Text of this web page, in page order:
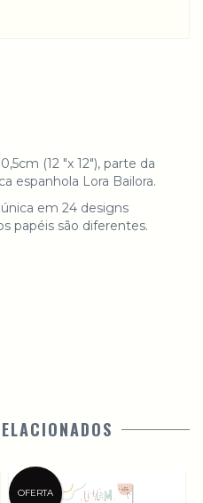
(12 "x 12"), parte da
espanhola Lora Bailora.
em 24 designs
papéis são diferentes.
OFERTA